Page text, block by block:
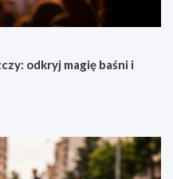
odkryj magię baśni i